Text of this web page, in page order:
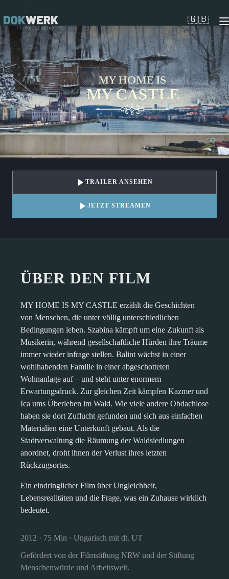
springen
🇬🇧
TRAILER ANSEHEN
JETZT STREAMEN
ÜBER DEN FILM
MY HOME IS MY CASTLE erzählt die Geschichten
von Menschen, die unter völlig unterschiedlichen
Bedingungen leben. Szabina kämpft um eine Zukunft als
Musikerin, während gesellschaftliche Hürden ihre Träume
immer wieder infrage stellen. Balint wächst in einer
wohlhabenden Familie in einer abgeschotteten
Wohnanlage auf – und steht unter enormem
Erwartungsdruck. Zur gleichen Zeit kämpfen Kazmer und
Ica ums Überleben im Wald. Wie viele andere Obdachlose
haben sie dort Zuflucht gefunden und sich aus einfachen
Materialien eine Unterkunft gebaut. Als die
Stadtverwaltung die Räumung der Waldsiedlungen
anordnet, droht ihnen der Verlust ihres letzten
Rückzugsortes.
Ein eindringlicher Film über Ungleichheit,
Lebensrealitäten und die Frage, was ein Zuhause wirklich
bedeutet.
2012 · 75 Min · Ungarisch mit dt. UT
Gefördert von der Filmstiftung NRW und der Stiftung
Menschenwürde und Arbeitswelt.